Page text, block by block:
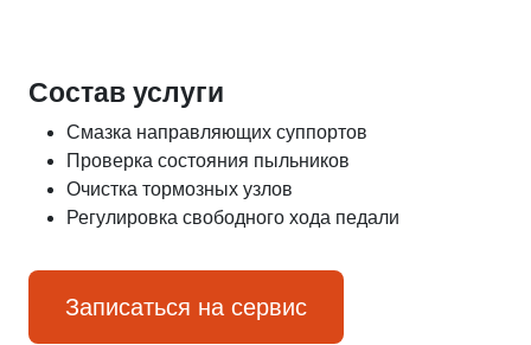
Состав услуги
Смазка направляющих суппортов
Проверка состояния пыльников
Очистка тормозных узлов
Регулировка свободного хода педали
Записаться на сервис